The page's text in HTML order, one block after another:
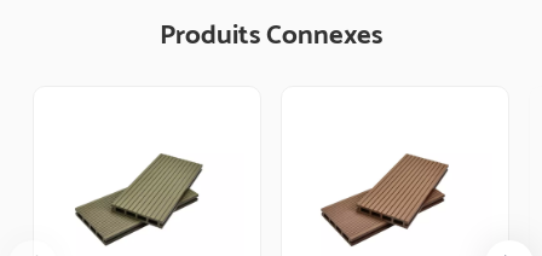
Produits Connexes